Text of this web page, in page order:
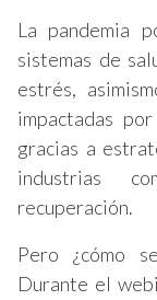
La pandemia
sistemas de
estrés,
impactadas
gracias a
industrias
recuperación.
Pero ¿cómo
Durante el